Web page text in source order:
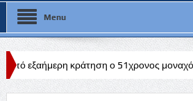
Menu
ο 51χρονος μοναχός για την